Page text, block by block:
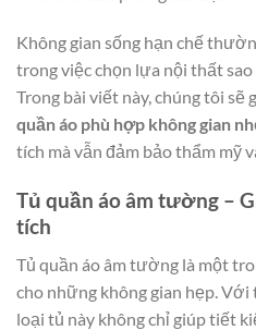
Không gian sống hạn chế
trong việc chọn lựa nội thất
Trong bài viết này, chúng tôi sẽ
quần áo phù hợp không gian
tích mà vẫn đảm bảo thẩm mỹ
Tủ quần áo âm tường –
tích
Tủ quần áo âm tường là một
cho những không gian hẹp.
loại tủ này không chỉ giúp tiết